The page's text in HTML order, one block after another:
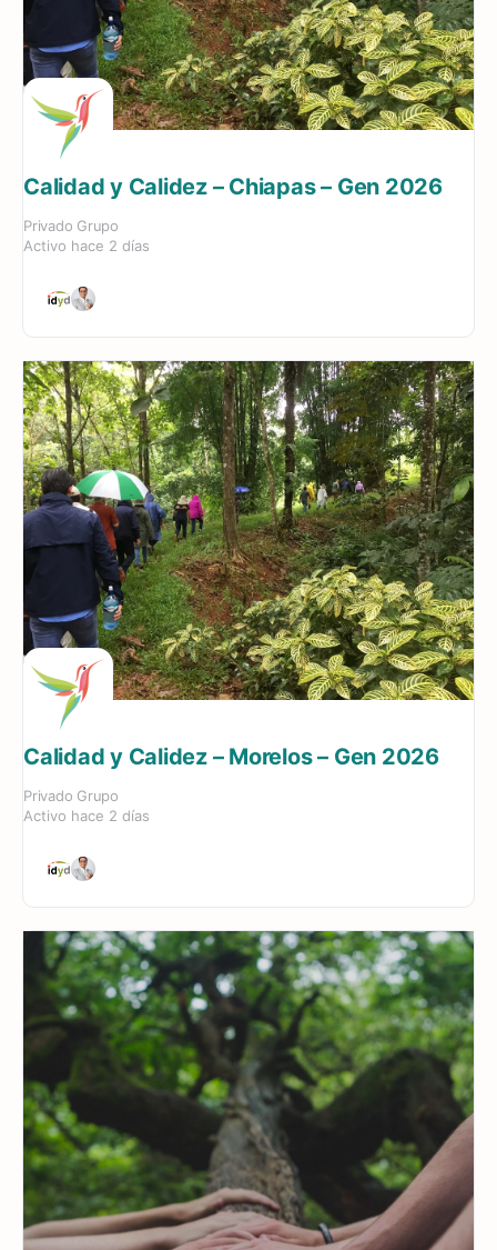
Calidad y Calidez – Chiapas – Gen 2026
Privado Grupo
Activo hace 2 días
Calidad y Calidez – Morelos – Gen 2026
Privado Grupo
Activo hace 2 días